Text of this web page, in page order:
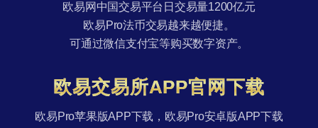
欧易网中国交易平台日交易量1200亿元
欧易Pro法币交易越来越便捷。
可通过微信支付宝等购买数字资产。
欧易交易所APP官网下载
欧易Pro苹果版APP下载，欧易Pro安卓版APP下载